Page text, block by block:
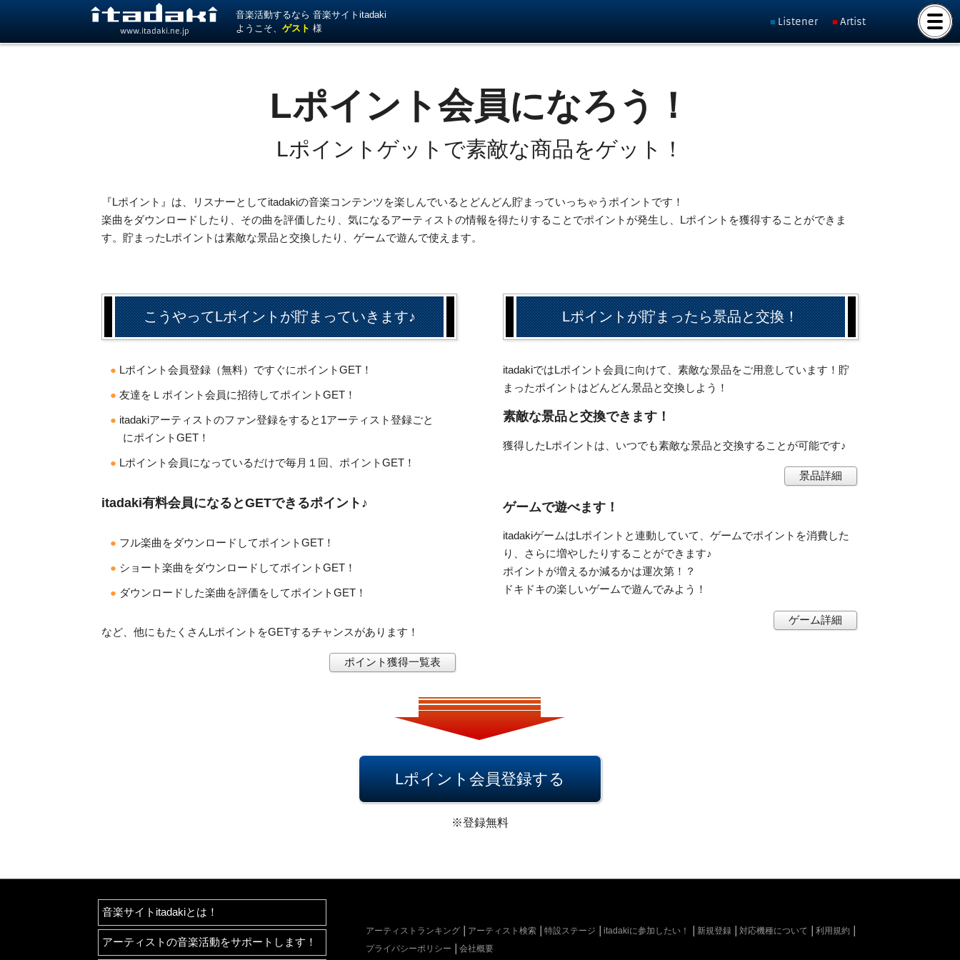
www.itadaki.ne.jp
音楽活動するなら 音楽サイトitadaki
ようこそ、ゲスト 様
Listener Artist
Lポイント会員になろう！
Lポイントゲットで素敵な商品をゲット！
『Lポイント』は、リスナーとしてitadakiの音楽コンテンツを楽しんでいるとどんどん貯まっていっちゃうポイントです！
楽曲をダウンロードしたり、その曲を評価したり、気になるアーティストの情報を得たりすることでポイントが発生し、Lポイントを獲得することができま
す。貯まったLポイントは素敵な景品と交換したり、ゲームで遊んで使えます。
こうやってLポイントが貯まっていきます♪
Lポイント会員登録（無料）ですぐにポイントGET！
友達をＬポイント会員に招待してポイントGET！
itadakiアーティストのファン登録をすると1アーティスト登録ごと
にポイントGET！
Lポイント会員になっているだけで毎月１回、ポイントGET！
itadaki有料会員になるとGETできるポイント♪
フル楽曲をダウンロードしてポイントGET！
ショート楽曲をダウンロードしてポイントGET！
ダウンロードした楽曲を評価をしてポイントGET！
など、他にもたくさんLポイントをGETするチャンスがあります！
ポイント獲得一覧表
Lポイントが貯まったら景品と交換！
itadakiではLポイント会員に向けて、素敵な景品をご用意しています！貯
まったポイントはどんどん景品と交換しよう！
素敵な景品と交換できます！
獲得したLポイントは、いつでも素敵な景品と交換することが可能です♪
景品詳細
ゲームで遊べます！
itadakiゲームはLポイントと連動していて、ゲームでポイントを消費した
り、さらに増やしたりすることができます♪
ポイントが増えるか減るかは運次第！？
ドキドキの楽しいゲームで遊んでみよう！
ゲーム詳細
Lポイント会員登録する
※登録無料
音楽サイトitadakiとは！
アーティストの音楽活動をサポートします！
アーティストランキング アーティスト検索 特設ステージ itadakiに参加したい！ 新規登録 対応機種について
利用規約
プライバシーポリシー
会社概要